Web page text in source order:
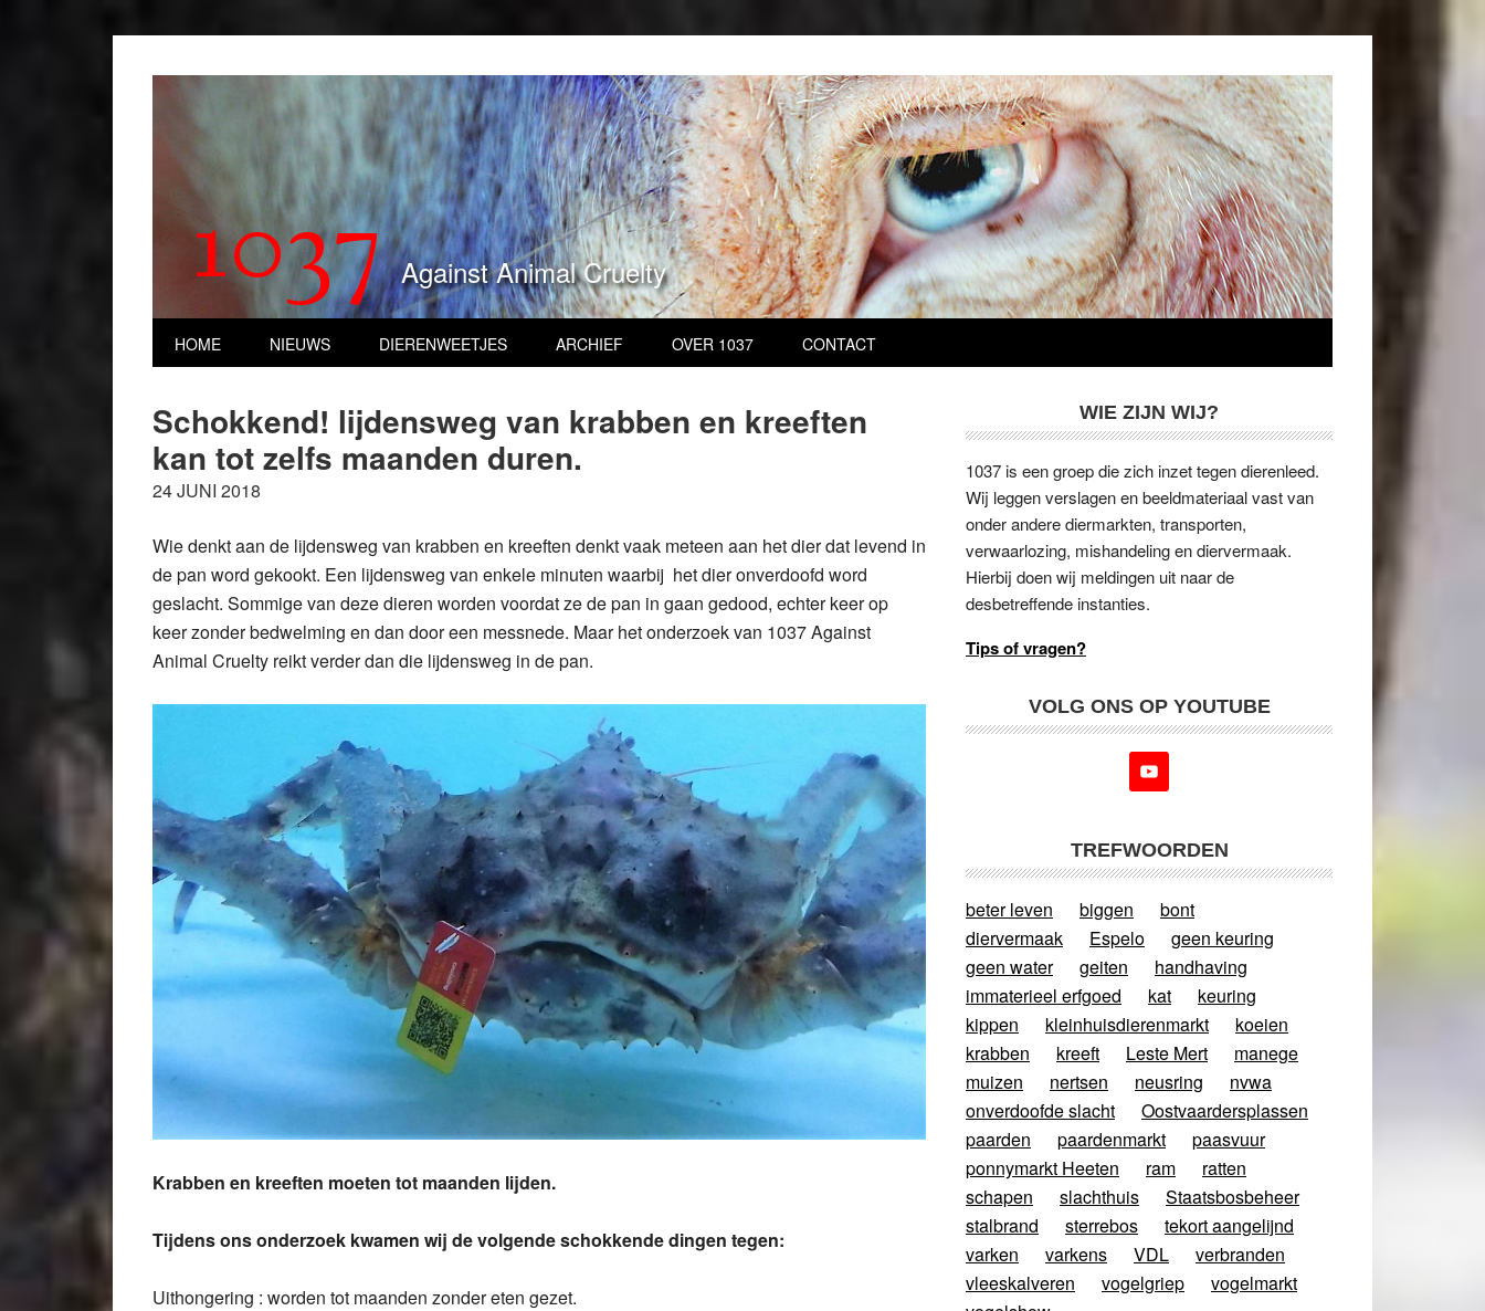
1037 Against Animal Cruelty
HOME NIEUWS DIERENWEETJES ARCHIEF OVER 1037 CONTACT
Schokkend! lijdensweg van krabben en kreeften
kan tot zelfs maanden duren.
24 JUNI 2018
Wie denkt aan de lijdensweg van krabben en kreeften denkt vaak meteen aan het dier dat levend in
de pan word gekookt. Een lijdensweg van enkele minuten waarbij het dier onverdoofd word
geslacht. Sommige van deze dieren worden voordat ze de pan in gaan gedood, echter keer op
keer zonder bedwelming en dan door een messnede. Maar het onderzoek van 1037 Against
Animal Cruelty reikt verder dan die lijdensweg in de pan.
Krabben en kreeften moeten tot maanden lijden.
Tijdens ons onderzoek kwamen wij de volgende schokkende dingen tegen:
Uithongering : worden tot maanden zonder eten gezet.
WIE ZIJN WIJ?
1037 is een groep die zich inzet tegen dierenleed.
Wij leggen verslagen en beeldmateriaal vast van
onder andere diermarkten, transporten,
verwaarlozing, mishandeling en diervermaak.
Hierbij doen wij meldingen uit naar de
desbetreffende instanties.
Tips of vragen?
VOLG ONS OP YOUTUBE
TREFWOORDEN
beter leven biggen
bont
diervermaak
Espelo
geen keuring
geen water
geiten
handhaving
immaterieel erfgoed
kat
keuring
kippen
kleinhuisdierenmarkt
koeien
krabben
kreeft Leste Mert
manege
muizen
nertsen neusring
nvwa
onverdoofde slacht
Oostvaardersplassen
paarden
paardenmarkt
paasvuur
ponnymarkt Heeten
ram
ratten
schapen
slachthuis
Staatsbosbeheer
stalbrand
sterrebos
tekort aangelijnd
varken
varkens VDL
verbranden
vleeskalveren
vogelgriep
vogelmarkt